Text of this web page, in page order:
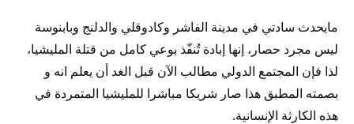
مايحدث سادتي في مدينة الفاشر وكادوقلي والدلنج وبابنوسة
ليس مجرد حصار، إنها إبادة تُنفّذ بوعي كامل من قتلة المليشيا،
لذا فإن المجتمع الدولي مطالب الآن قبل الغد أن يعلم انه و
بصمته المطبق هذا صار شريكا مباشرا للمليشيا المتمردة في
هذه الكارثة الإنسانية.